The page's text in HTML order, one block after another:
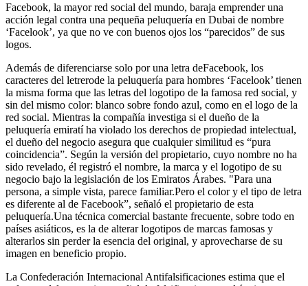
Facebook, la mayor red social del mundo, baraja emprender una
acción legal contra una pequeña peluquería en Dubai de nombre
‘Facelook’, ya que no ve con buenos ojos los “parecidos” de sus
logos.
Además de diferenciarse solo por una letra deFacebook, los
caracteres del letrerode la peluquería para hombres ‘Facelook’ tienen
la misma forma que las letras del logotipo de la famosa red social, y
sin del mismo color: blanco sobre fondo azul, como en el logo de la
red social. Mientras la compañía investiga si el dueño de la
peluquería emiratí ha violado los derechos de propiedad intelectual,
el dueño del negocio asegura que cualquier similitud es “pura
coincidencia”. Según la versión del propietario, cuyo nombre no ha
sido revelado, él registró el nombre, la marca y el logotipo de su
negocio bajo la legislación de los Emiratos Árabes. "Para una
persona, a simple vista, parece familiar.Pero el color y el tipo de letra
es diferente al de Facebook”, señaló el propietario de esta
peluquería.Una técnica comercial bastante frecuente, sobre todo en
países asiáticos, es la de alterar logotipos de marcas famosas y
alterarlos sin perder la esencia del original, y aprovecharse de su
imagen en beneficio propio.
La Confederación Internacional Antifalsificaciones estima que el